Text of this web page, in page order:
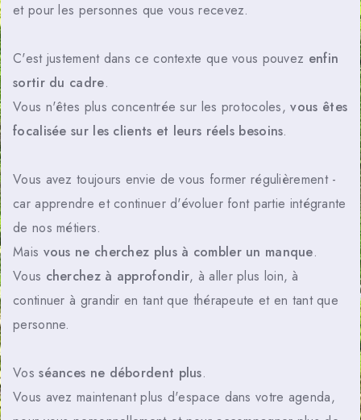
et pour les personnes que vous recevez.
C'est justement dans ce contexte que vous pouvez enfin
sortir du cadre.
Vous n'êtes plus concentrée sur les protocoles,vous êtes
focalisée sur les clients et leurs réels besoins.
Vous avez toujours envie de vous former régulièrement -
car apprendre et continuer d'évoluer font partie intégrante
de nos métiers.
Mais vous ne cherchez plus à combler un manque.
Vous cherchez à approfondir, à aller plus loin, à
continuer à grandir en tant que thérapeute et en tant que
personne.
Vosséances ne débordent plus.
Vous avez maintenant plus d'espace dans votre agenda,